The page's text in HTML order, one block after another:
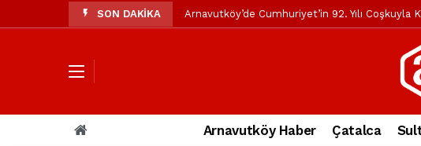
SON DAKİKA Arnavutköy’de Cumhuriyet’in 92. Yılı Coşkuyla
Özgür Özel’den Arnavutköy Belediyesi’ne ve
Arnavutköy’ün nüfusu 2024 yılında 344.868’e
Arnavutköy Taşoluk’ta seyir halindeki otomobil
Arnavutköy İmrahor Mahallesi sakinleri
Arnavutköy Haber Çatalca